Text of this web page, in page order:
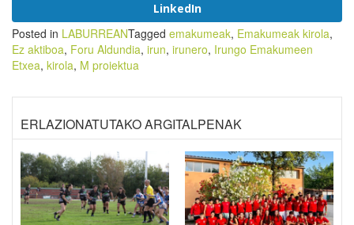
LinkedIn
Posted in LABURREANTagged emakumeak, Emakumeak kirola,
Ez aktiboa, Foru Aldundia, irun, irunero, Irungo Emakumeen
Etxea, kirola, M proiektua
ERLAZIONATUTAKO ARGITALPENAK